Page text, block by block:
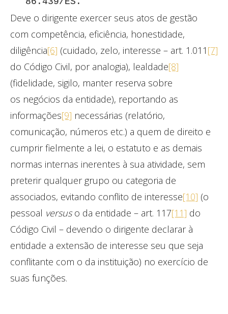
Deve o dirigente exercer seus atos de gestão
com competência, eficiência, honestidade,
diligência[6] (cuidado, zelo, interesse – art. 1.011 [7]
do Código Civil, por analogia), lealdade[8]
(fidelidade, sigilo, manter reserva sobre
os negócios da entidade), reportando as
informações[9] necessárias (relatório,
comunicação, números etc.) a quem de direito e
cumprir fielmente a lei, o estatuto e as demais
normas internas inerentes à sua atividade, sem
preterir qualquer grupo ou categoria de
associados, evitando conflito de interesse[10] (o
pessoal versuso da entidade – art. 117[11] do
Código Civil – devendo o dirigente declarar à
entidade a extensão de interesse seu que seja
conflitante com o da instituição) no exercício de
suas funções.